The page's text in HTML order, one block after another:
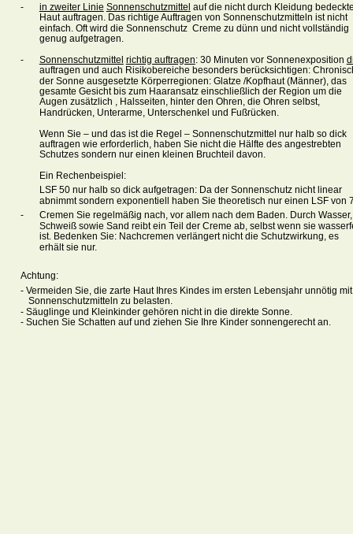
-
in zweiter Linie Sonnenschutzmittel auf die nicht durch Kleidung
Haut auftragen. Das richtige Auftragen von Sonnenschutzmitteln ist nicht
einfach. Oft wird die Sonnenschutz  Creme zu dünn und nicht vollständig
genug aufgetragen.
-
Sonnenschutzmittel richtig auftragen: 30 Minuten vor Sonnenexposition
auftragen und auch Risikobereiche besonders berücksichtigen:
der Sonne ausgesetzte Körperregionen: Glatze /Kopfhaut (Männer), das
gesamte Gesicht bis zum Haaransatz einschließlich der Region um die
Augen zusätzlich , Halsseiten, hinter den Ohren, die Ohren selbst,
Handrücken, Unterarme, Unterschenkel und Fußrücken.
Wenn Sie – und das ist die Regel – Sonnenschutzmittel nur halb so dick
auftragen wie erforderlich, haben Sie nicht die Hälfte des angestrebten
Schutzes sondern nur einen kleinen Bruchteil davon.
Ein Rechenbeispiel:
LSF 50 nur halb so dick aufgetragen: Da der Sonnenschutz nicht linear
abnimmt sondern exponentiell haben Sie theoretisch nur einen LSF von
-
Cremen Sie regelmäßig nach, vor allem nach dem Baden. Durch
Schweiß sowie Sand reibt ein Teil der Creme ab, selbst wenn sie
ist. Bedenken Sie: Nachcremen verlängert nicht die Schutzwirkung, es
erhält sie nur.
Achtung:
- Vermeiden Sie, die zarte Haut Ihres Kindes im ersten Lebensjahr unnötig
Sonnenschutzmitteln zu belasten.
- Säuglinge und Kleinkinder gehören nicht in die direkte Sonne.
- Suchen Sie Schatten auf und ziehen Sie Ihre Kinder sonnengerecht an.